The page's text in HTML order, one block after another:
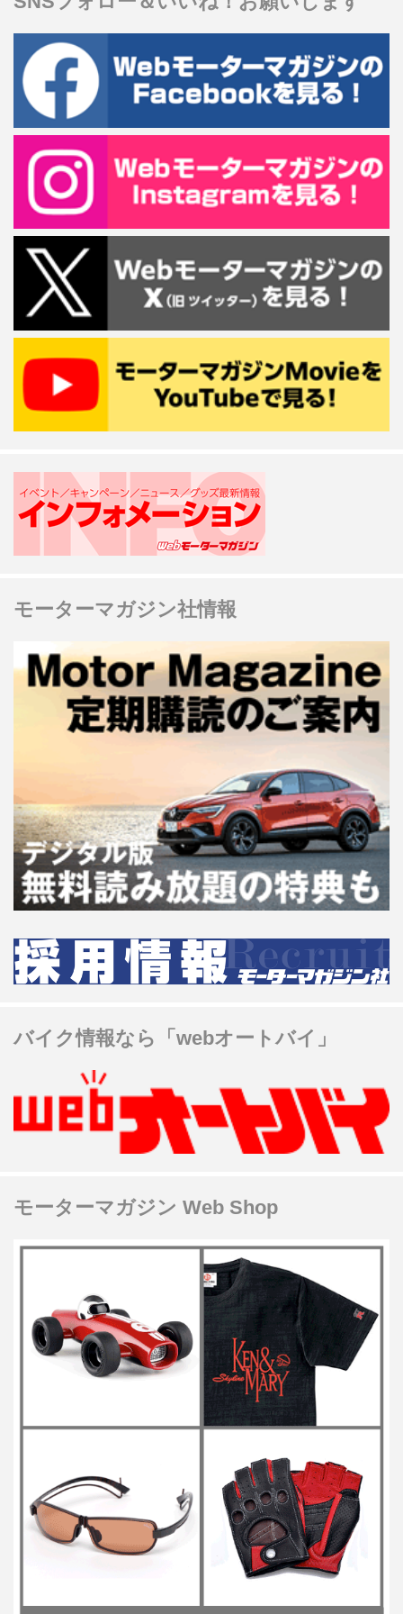
モーターマガジン社情報
バイク情報なら「webオートバイ」
モーターマガジン Web Shop